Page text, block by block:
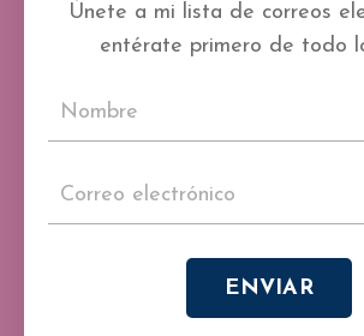
Únete a mi lista de correos
entérate primero de todo
ENVIAR